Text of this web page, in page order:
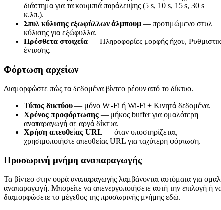
διάστημα για τα κουμπιά παράλειψης (5 s, 10 s, 15 s, 30 s
κ.λπ.).
Στυλ κύλισης εξωφύλλων άλμπουμ — προτιμώμενο στυλ
κύλισης για εξώφυλλα.
Πρόσθετα στοιχεία — Πληροφορίες μορφής ήχου,
έντασης.
Φόρτωση αρχείων
Διαμορφώστε πώς τα δεδομένα βίντεο ρέουν από το δίκτυο.
Τύπος δικτύου — μόνο Wi-Fi ή Wi-Fi + Κινητά δεδομένα.
Χρόνος προφόρτωσης — μήκος buffer για ομαλότερη
αναπαραγωγή σε αργά δίκτυα.
Χρήση απευθείας URL — όταν υποστηρίζεται,
χρησιμοποιήστε απευθείας URL για ταχύτερη φόρτωση.
Προσωρινή μνήμη αναπαραγωγής
Τα βίντεο στην ουρά αναπαραγωγής λαμβάνονται αυτόματα για
αναπαραγωγή. Μπορείτε να απενεργοποιήσετε αυτή την επιλογή ή
διαμορφώσετε το μέγεθος της προσωρινής μνήμης εδώ.